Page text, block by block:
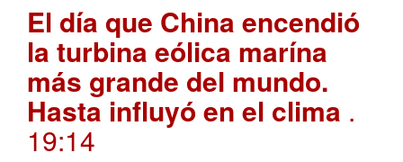
El día que China encendió
la turbina eólica marína
más grande del mundo.
Hasta influyó en el clima .
19:14